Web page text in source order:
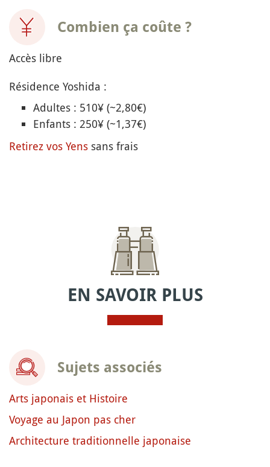
Combien ça coûte ?
Accès libre
Résidence Yoshida :
Adultes : 510¥ (~2,80€)
Enfants : 250¥ (~1,37€)
Retirez vos Yens sans frais
EN SAVOIR PLUS
Sujets associés
Arts japonais et Histoire
Voyage au Japon pas cher
Architecture traditionnelle japonaise